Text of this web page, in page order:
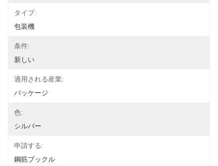
タイプ:
包装機
条件:
新しい
適用される産業:
パッケージ
色:
シルバー
申請する:
鋼筋ブックル